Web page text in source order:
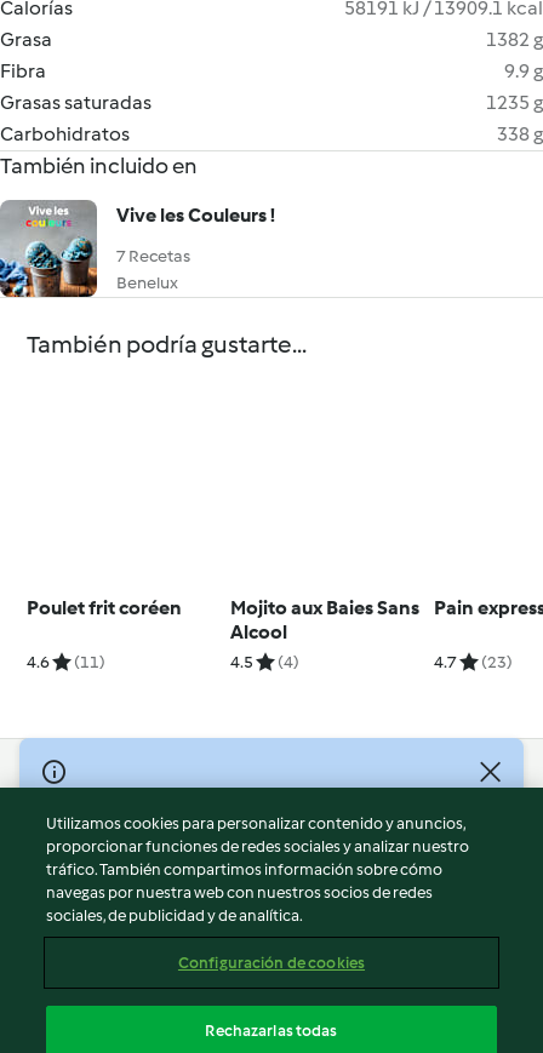
Calorías
58191 kJ / 13909.1 kcal
Grasa
1382 g
Fibra
9.9 g
Grasas saturadas
1235 g
Carbohidratos
338 g
También incluido en
Vive les Couleurs !
7 Recetas
Benelux
También podría gustarte...
Poulet frit coréen
4.6 (11)
Mojito aux Baies Sans
Alcool
4.5 (4)
Pain
4.7 (23)
© Copyright 2026
Términos de uso
Política de privacidad
Aviso legal
Información legal
Reportar contenido
Utilizamos cookies para personalizar contenido y anuncios,
proporcionar funciones de redes sociales y analizar nuestro
tráfico. También compartimos información sobre cómo
navegas por nuestra web con nuestros socios de redes
sociales, de publicidad y de analítica.
Configuración de cookies
Rechazarlas todas